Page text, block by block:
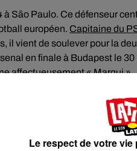
São Paulo. Ce défenseur
européen. Capitaine du
il vient de soulever pour la
en finale à Budapest le
affectueusement « Marqui ».
. La ville
Avec ses 22 millions
irrésistible. Depuis le
Le respect de votre